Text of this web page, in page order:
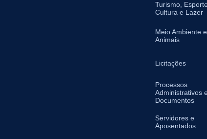
Turismo,
Cultura e Lazer
Meio Ambiente e
Animais
Licitações
Processos
Administrativos e
Documentos
Servidores e
Aposentados